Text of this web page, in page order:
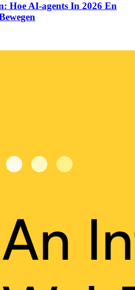
Hoe AI-agents In 2026 En